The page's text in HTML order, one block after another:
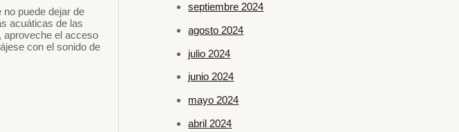
puede dejar de
acuáticas de las
aproveche el acceso
con el sonido de
septiembre 2024
agosto 2024
julio 2024
junio 2024
mayo 2024
abril 2024